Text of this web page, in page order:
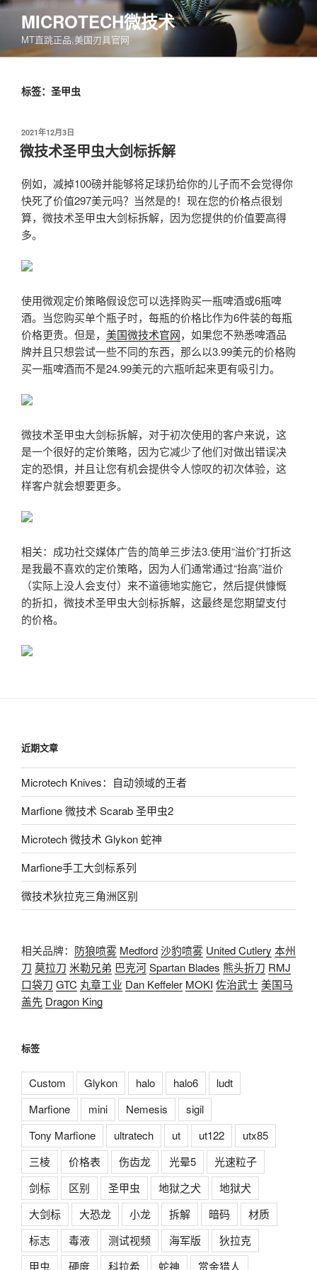
跳
容
MICROTECH微技术
MT直跳正品,美国刃具官网
标签：圣甲虫
发
布
于
2021年12月3日
微技术圣甲虫大剑标拆解
例如，减掉100磅并能够将足球扔给你的儿子而不会觉得你
快死了价值297美元吗？当然是的！现在您的价格点很划
算，微技术圣甲虫大剑标拆解，因为您提供的价值要高得
多。
使用微观定价策略假设您可以选择购买一瓶啤酒或6瓶啤
酒。当您购买单个瓶子时，每瓶的价格比作为6件装的每瓶
价格更贵。但是， 美国微技术官网，如果您不熟悉啤酒品
牌并且只想尝试一些不同的东西，那么以3.99美元的价格购
买一瓶啤酒而不是24.99美元的六瓶听起来更有吸引力。
微技术圣甲虫大剑标拆解，对于初次使用的客户来说，这
是一个很好的定价策略，因为它减少了他们对做出错误决
定的恐惧，并且让您有机会提供令人惊叹的初次体验，这
样客户就会想要更多。
相关：成功社交媒体广告的简单三步法3.使用“溢价”打折这
是我最不喜欢的定价策略，因为人们通常通过“抬高”溢价
（实际上没人会支付）来不道德地实施它，然后提供慷慨
的折扣，微技术圣甲虫大剑标拆解，这最终是您期望支付
的价格。
近期文章
Microtech Knives：自动领域的王者
Marfione 微技术 Scarab 圣甲虫2
Microtech 微技术 Glykon 蛇神
Marfione手工大剑标系列
微技术狄拉克三角洲区别
相关品牌： 防狼喷雾 Medford沙豹喷雾 United Cutlery 本州
刀 莫拉刀 米勒兄弟 巴克河Spartan Blades 熊头折刀 RMJ
口袋刀 GTC 丸章工业 Dan Keffeler MOKI 佐治武士美国马
盖先 Dragon King
标签
Custom Glykon halo halo6
ludt
Marfione
mini Nemesis
sigil
Tony Marfione
ultratech ut ut122
utx85
三棱
价格表 伤齿龙 光晕5
光速粒子
剑标
区别 圣甲虫 地狱之犬
地狱犬
大剑标
大恐龙 小龙 拆解 暗码
材质
标志
毒液 测试视频 海军版
狄拉克
甲虫
硬度 科拉希 蛇神 赏金猎人